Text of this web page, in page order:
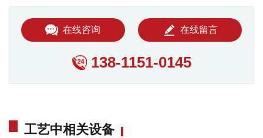
在线咨询 在线留言
138-1151-0145
工艺中相关设备